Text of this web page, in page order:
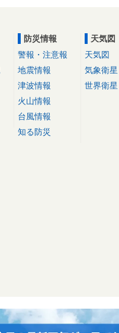
防災情報
警報・注意報
地震情報
津波情報
火山情報
台風情報
知る防災
天気図
天気図
気象衛星
世界衛星